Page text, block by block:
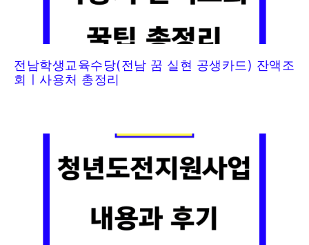
전남학생교육수당(전남 꿈 실현 공생카드) 잔액조
회ㅣ사용처 총정리